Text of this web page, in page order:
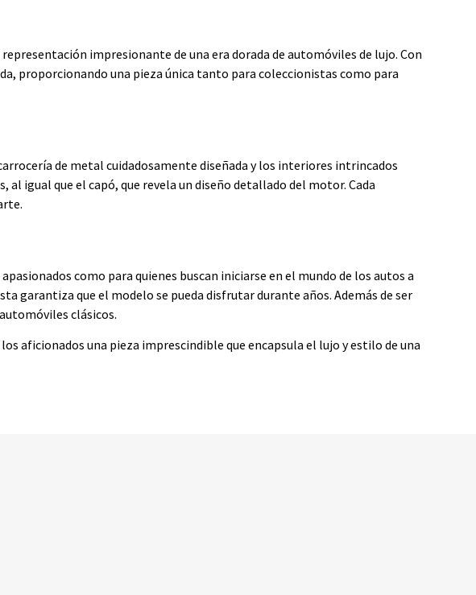
impresionante de una era dorada de automóviles de lujo. Con
proporcionando una pieza única tanto para coleccionistas como para
de metal cuidadosamente diseñada y los interiores intrincados
igual que el capó, que revela un diseño detallado del motor. Cada
como para quienes buscan iniciarse en el mundo de los autos a
garantiza que el modelo se pueda disfrutar durante años. Además de ser
clásicos.
aficionados una pieza imprescindible que encapsula el lujo y estilo de una